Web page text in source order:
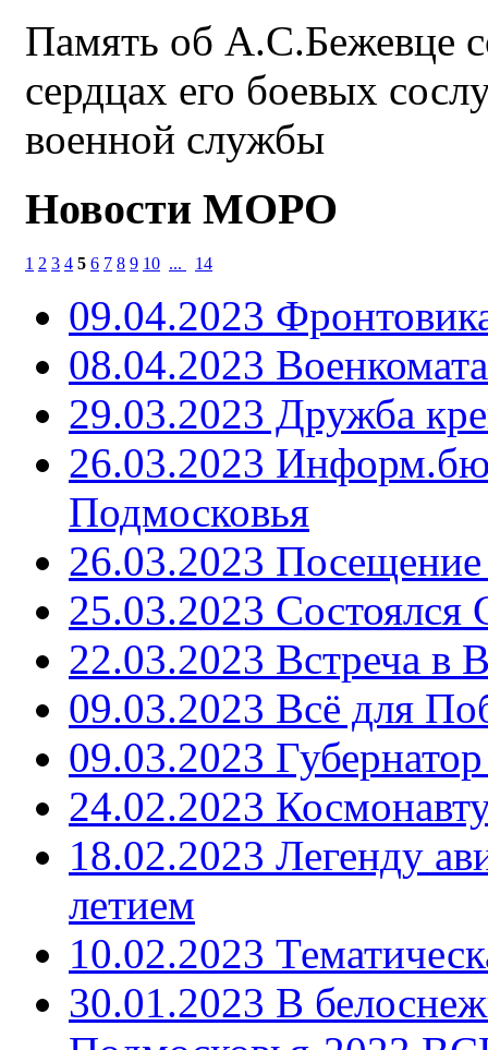
Память об А.С.Бежевце
сердцах его боевых
военной службы
Новости МОРО
1 2 3 4 5 6 7 8 9 10 ... 14
09.04.2023
08.04.2023
29.03.2023 Дружба
26.03.2023
Подмосковья
26.03.2023
25.03.2023
22.03.2023 Встреча
09.03.2023 Всё для
09.03.2023
24.02.2023
18.02.2023 Легенду
летием
10.02.2023
30.01.2023 В